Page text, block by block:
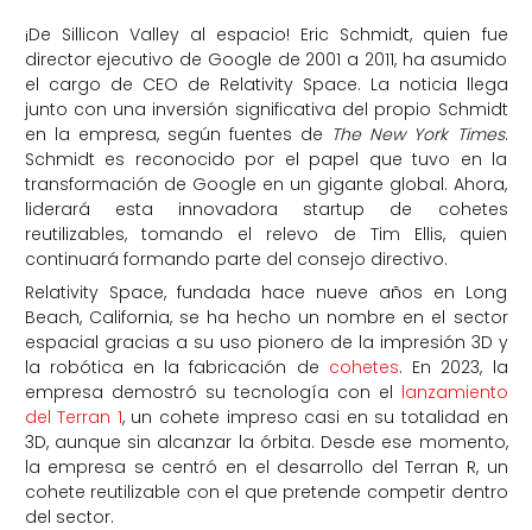
¡De Sillicon Valley al espacio! Eric Schmidt, quien fue
director ejecutivo de Google de 2001 a 2011, ha asumido
el cargo de CEO de Relativity Space. La noticia llega
junto con una inversión significativa del propio Schmidt
en la empresa, según fuentes de The New York Times.
Schmidt es reconocido por el papel que tuvo en la
transformación de Google en un gigante global. Ahora,
liderará esta innovadora startup de cohetes
reutilizables, tomando el relevo de Tim Ellis, quien
continuará formando parte del consejo directivo.
Relativity Space, fundada hace nueve años en Long
Beach, California, se ha hecho un nombre en el sector
espacial gracias a su uso pionero de la impresión 3D y
la robótica en la fabricación de cohetes. En 2023, la
empresa demostró su tecnología con el lanzamiento
del Terran 1, un cohete impreso casi en su totalidad en
3D, aunque sin alcanzar la órbita. Desde ese momento,
la empresa se centró en el desarrollo del Terran R, un
cohete reutilizable con el que pretende competir dentro
del sector.